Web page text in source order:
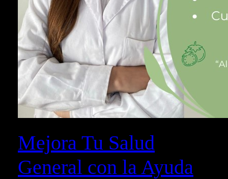
Mejora Tu Salud
General con la Ayuda